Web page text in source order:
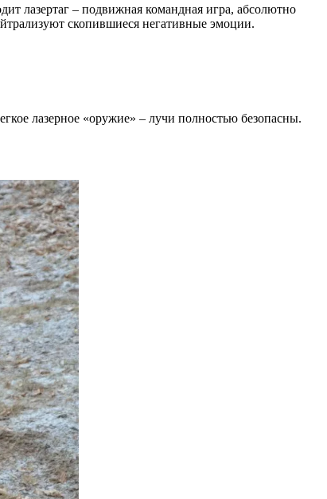
лазертаг – подвижная командная игра, абсолютно
скопившиеся негативные эмоции.
лазерное «оружие» – лучи полностью безопасны.